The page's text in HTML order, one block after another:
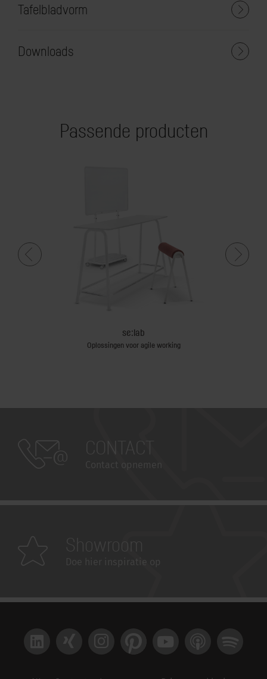
Tafelbladvorm
Downloads
Passende producten
se:lab
Oplossingen voor agile working
Pinterest